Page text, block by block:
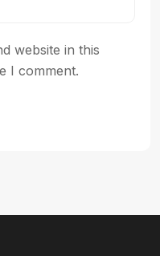
website in this
I comment.